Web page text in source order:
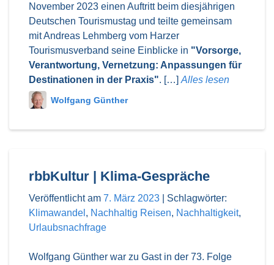
November 2023 einen Auftritt beim diesjährigen
Deutschen Tourismustag und teilte gemeinsam
mit Andreas Lehmberg vom Harzer
Tourismusverband seine Einblicke in "Vorsorge,
Verantwortung, Vernetzung: Anpassungen für
Destinationen in der Praxis". […] Alles lesen
Wolfgang Günther
rbbKultur | Klima-Gespräche
Veröffentlicht am 7. März 2023
Schlagwörter:
Klimawandel , Nachhaltig Reisen, Nachhaltigkeit,
Urlaubsnachfrage
Wolfgang Günther war zu Gast in der 73. Folge